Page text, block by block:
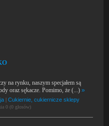
na rynku, naszym specjałem są
oraz sękacze. Pomimo, że (...)»
|Cukiernie, cukiernicze sklepy
0 (0 głosów)